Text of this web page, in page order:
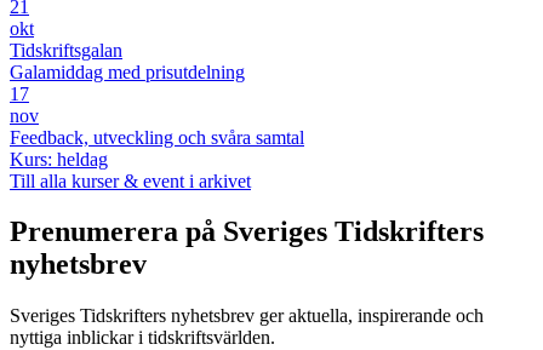
21
okt
Tidskriftsgalan
Galamiddag med prisutdelning
17
nov
Feedback, utveckling och svåra samtal
Kurs: heldag
Till alla kurser & event i arkivet
Prenumerera på Sveriges Tidskrifters
nyhetsbrev
Sveriges Tidskrifters nyhetsbrev ger aktuella, inspirerande och
nyttiga inblickar i tidskriftsvärlden.